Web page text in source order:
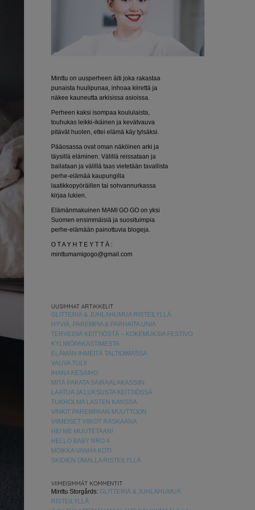
Minttu on uusperheen äiti joka rakastaa
punaista huulipunaa, inhoaa kiirettä ja
näkee kauneutta arkisissa asioissa.
Perheen kaksi isompaa koululaista,
touhukas leikki-ikäinen ja kevätvauva
pitävät huolen, ettei elämä käy tylsäksi.
Pääosassa ovat oman näköinen arki ja
täysillä eläminen. Välillä reissataan ja
bailataan ja välillä taas vietetään tavallista
perhe-elämää kaupungilla
laatikkopyöräillen tai sohvannurkassa
kirjaa lukien.
Elämänmakuinen MAMI GO GO on yksi
Suomen ensimmäisiä ja suosituimpia
perhe-elämään painottuvia blogeja.
O T A Y H T E Y T T Ä :
minttumamigogo@gmail.com
UUSIMMAT ARTIKKELIT
GLITTERIÄ & JUHLAHUMUA RISTEILYLLÄ
HYVIÄ, PAREMPIA & PARHAITA UNIA
TERVEISIÄ KEITTIÖSTÄ – KOKEMUKSIA FESTIVO
KYLMIÖPAKASTIMESTA
ELÄMÄN IHMEITÄ TALTIOIMASSA
VAUVA TULI!
IHANA KESÄIHO
MITÄ PAKATA SAIRAALAKASSIIN
LAATUA JA LUKSUSTA KEITTIÖSSÄ
TUKHOLMA LASTEN KANSSA
VINKIT PAREMPAAN MUUTTOON
VIIMEISET VIIKOT RASKAANA
HEI ME MUUTETAAN!
HELLO BABY NRO 4
MOIKKA VANHA KOTI
SKIDIEN OMALLA RISTEILYLLÄ
VIIMEISIMMÄT KOMMENTIT
Minttu Storgårds: GLITTERIÄ & JUHLAHUMUA
RISTEILYLLÄ